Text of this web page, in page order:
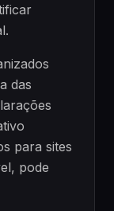
das
para sites
pode